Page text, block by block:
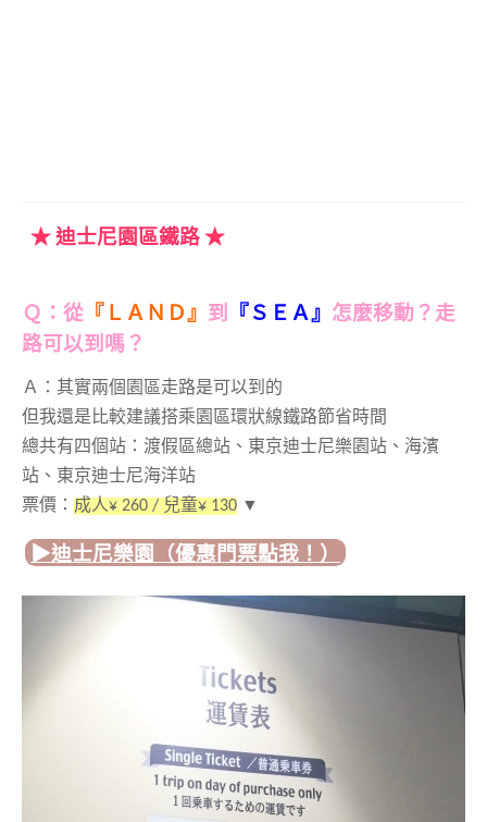
★ 迪士尼園區鐵路 ★
Ｑ：從 『ＬＡＮＤ』 到 『ＳＥＡ』 怎麼移動？ 走
路可以到嗎？
Ａ：其實兩個園區走路是可以到的
但我還是比較建議搭乘園區環狀線鐵路節省時間
總共有四個站：渡假區總站、東京迪士尼樂園站、海濱
站、東京迪士尼海洋站
票價： 成人¥ 260 / 兒童¥ 130 ▼
▶︎迪士尼樂園（優惠門票點我！）